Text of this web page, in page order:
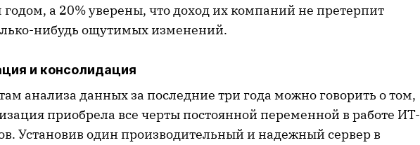
а 20% уверены, что доход их компаний не претерпит
нибудь ощутимых изменений.
и консолидация
анализа данных за последние три года можно говорить о том,
приобрела все черты постоянной переменной в работе ИТ-
Установив один производительный и надежный сервер в